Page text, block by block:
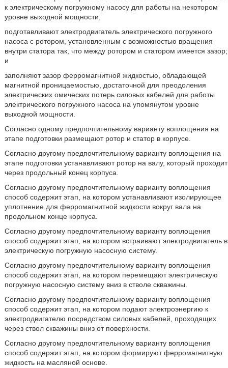
к электрическому погружному насосу для работы на некотором
уровне выходной мощности,
подготавливают электродвигатель электрического погружного
насоса с ротором, установленным с возможностью вращения
внутри статора так, что между ротором и статором имеется зазор;
и
заполняют зазор ферромагнитной жидкостью, обладающей
магнитной проницаемостью, достаточной для преодоления
электрических омических потерь силовых кабелей для работы
электрического погружного насоса на упомянутом уровне
выходной мощности.
Согласно одному предпочтительному варианту воплощения на
этапе подготовки размещают ротор и статор в корпусе.
Согласно другому предпочтительному варианту воплощения на
этапе подготовки устанавливают ротор на валу, который проходит
через продольный конец корпуса.
Согласно другому предпочтительному варианту воплощения
способ содержит этап, на котором устанавливают изолирующее
уплотнение для ферромагнитной жидкости вокруг вала на
продольном конце корпуса.
Согласно другому предпочтительному варианту воплощения
способ содержит этап, на котором встраивают электродвигатель в
электрическую погружную насосную систему.
Согласно другому предпочтительному варианту воплощения
способ содержит этап, на котором перемещают электрическую
погружную насосную систему вниз в стволе скважины.
Согласно другому предпочтительному варианту воплощения
способ содержит этап, на котором подают электроэнергию к
электродвигателю посредством силовых кабелей, проходящих
через ствол скважины вниз от поверхности.
Согласно другому предпочтительному варианту воплощения
способ содержит этап, на котором формируют ферромагнитную
жидкость на масляной основе.